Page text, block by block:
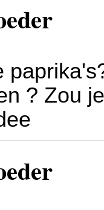
? Zou